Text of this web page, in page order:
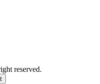
reserved.